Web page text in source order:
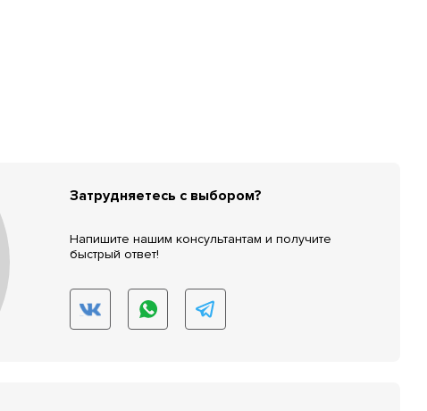
Затрудняетесь с выбором?
Напишите нашим консультантам и получите
быстрый ответ!